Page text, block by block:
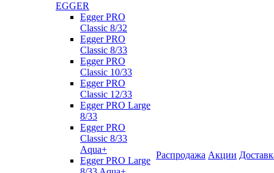
EGGER
Egger PRO
Classic 8/32
Egger PRO
Classic 8/33
Egger PRO
Classic 10/33
Egger PRO
Classic 12/33
Egger PRO Large
8/33
Egger PRO
Classic 8/33
Aqua+
Egger PRO Large
Распродажа Акции